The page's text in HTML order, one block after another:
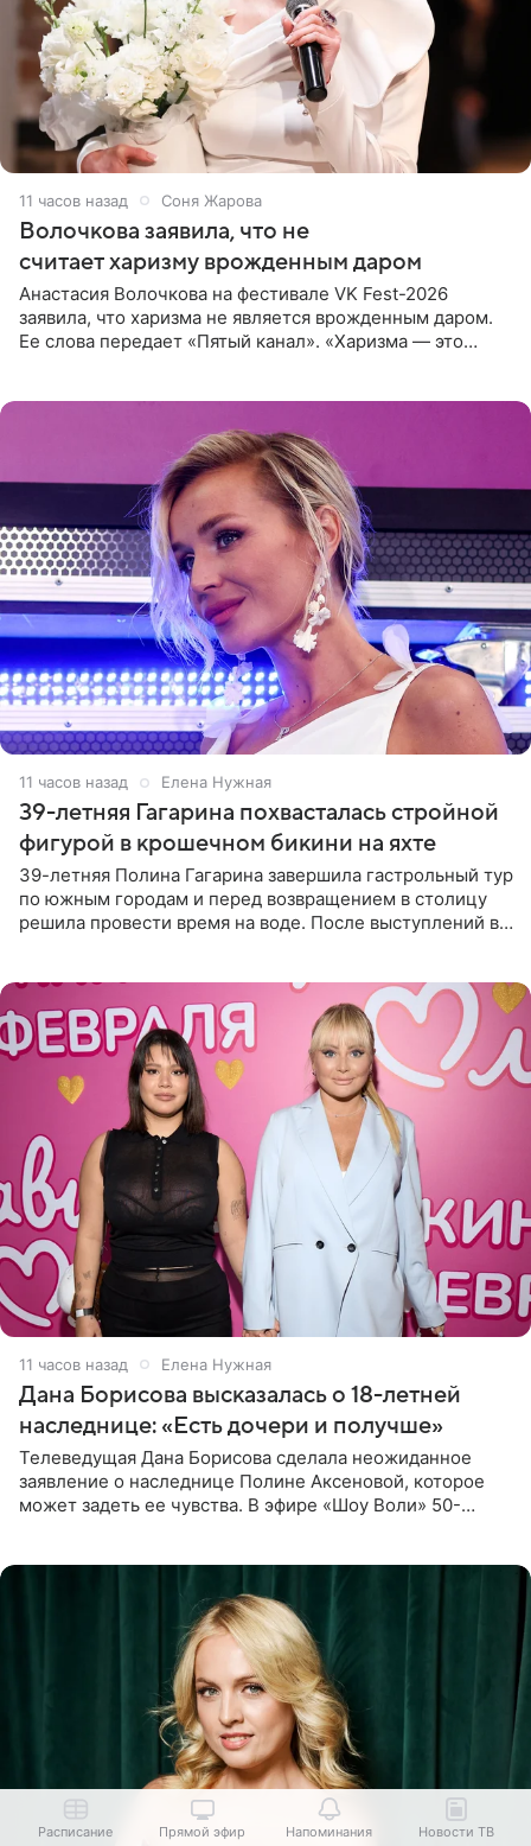
11 часов назад Соня Жарова
Волочкова заявила, что не
считает харизму врожденным даром
Анастасия Волочкова на фестивале VK Fest-2026
заявила, что харизма не является врожденным даром.
Ее слова передает «Пятый канал». «Харизма — это
11 часов назад Елена Нужная
39-летняя Гагарина похвасталась стройной
фигурой в крошечном бикини на яхте
39-летняя Полина Гагарина завершила гастрольный тур
по южным городам и перед возвращением в столицу
решила провести время на воде. После выступлений в
11 часов назад Елена Нужная
Дана Борисова высказалась о 18-летней
наследнице: «Есть дочери и получше»
Телеведущая Дана Борисова сделала неожиданное
заявление о наследнице Полине Аксеновой, которое
может задеть ее чувства. В эфире «Шоу Воли» 50-
Расписание Прямой эфир Напоминания Новости ТВ